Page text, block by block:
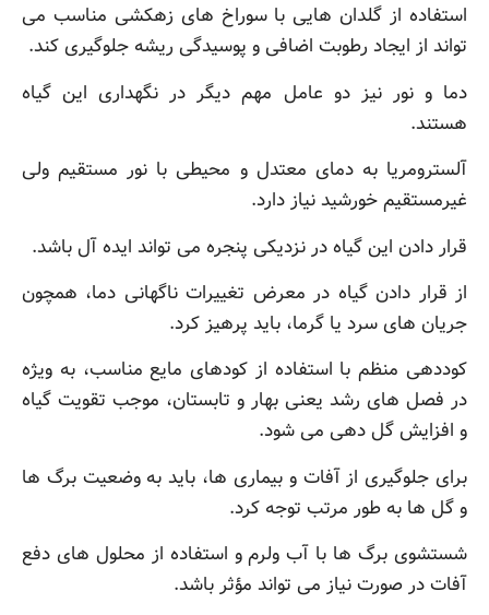
استفاده از گلدان هایی با سوراخ های زهکشی مناسب می
تواند از ایجاد رطوبت اضافی و پوسیدگی ریشه جلوگیری کند.
دما و نور نیز دو عامل مهم دیگر در نگهداری این گیاه
هستند.
آلسترومریا به دمای معتدل و محیطی با نور مستقیم ولی
غیرمستقیم خورشید نیاز دارد.
قرار دادن این گیاه در نزدیکی پنجره می تواند ایده آل باشد.
از قرار دادن گیاه در معرض تغییرات ناگهانی دما، همچون
جریان های سرد یا گرما، باید پرهیز کرد.
کوددهی منظم با استفاده از کودهای مایع مناسب، به ویژه
در فصل های رشد یعنی بهار و تابستان، موجب تقویت گیاه
و افزایش گل دهی می شود.
برای جلوگیری از آفات و بیماری ها، باید به وضعیت برگ ها
و گل ها به طور مرتب توجه کرد.
شستشوی برگ ها با آب ولرم و استفاده از محلول های دفع
آفات در صورت نیاز می تواند مؤثر باشد.